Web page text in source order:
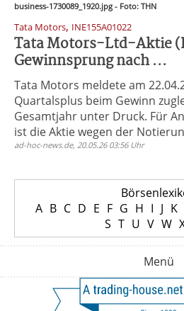
business-1730089_1920.jpg - Foto: THN
Tata Motors, INE155A01022
Tata Motors-Ltd-Aktie
Gewinnsprung nach ...
Tata Motors meldete am
Quartalsplus beim Gewinn
Gesamtjahr unter Druck. Für
ist die Aktie wegen der
ad-hoc-news.de, 20.05.26 03:56 Uhr
A B C D E F G H I J K
S T U V W
Menü